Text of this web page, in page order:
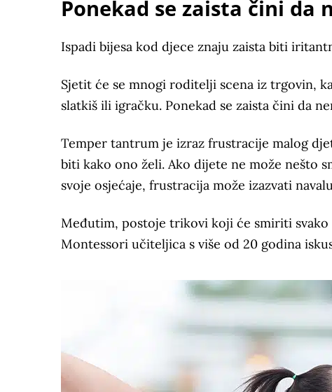
Ponekad se zaista čini da
Ispadi bijesa kod djece znaju zaista biti
Sjetit će se mnogi roditelji scena iz trgovin,
slatkiš ili igračku. Ponekad se zaista čini da
Temper tantrum je izraz frustracije malog
biti kako ono želi. Ako dijete ne može nešto
svoje osjećaje, frustracija može izazvati
Međutim, postoje trikovi koji će smiriti
Montessori učiteljica s više od 20 godina